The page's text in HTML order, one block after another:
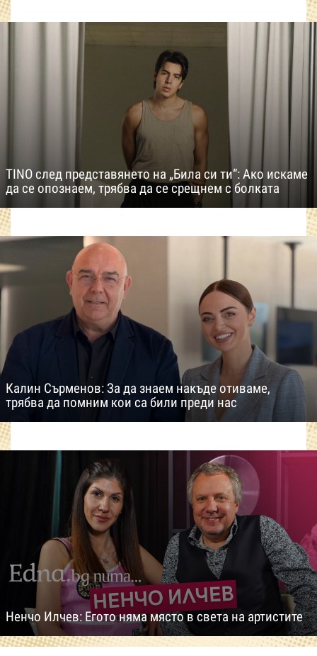
TINO след представянето на „Била си ти“: Ако искаме
да се опознаем, трябва да се срещнем с болката
Калин Сърменов: За да знаем накъде отиваме,
трябва да помним кои са били преди нас
Ненчо Илчев: Егото няма място в света на артистите